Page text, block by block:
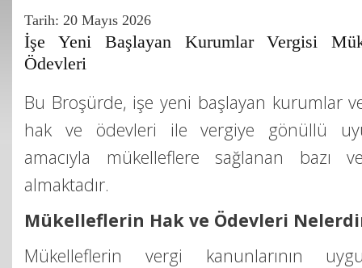
Tarih: 20 Mayıs 2026
İşe Yeni Başlayan Kurumlar Vergisi
Ödevleri
Bu Broşürde, işe yeni başlayan kurumlar
hak ve ödevleri ile vergiye gönüllü
amacıyla mükelleflere sağlanan bazı
almaktadır.
Mükelleflerin Hak ve Ödevleri
Mükelleflerin vergi kanunlarının